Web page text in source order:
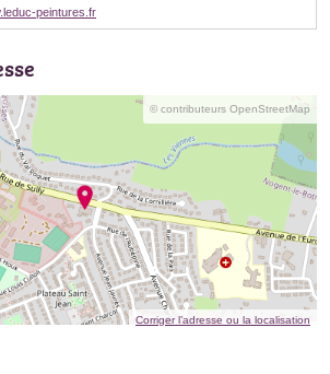
peintures.fr
© contributeurs OpenStreetMap
Corriger l’adresse ou la localisation